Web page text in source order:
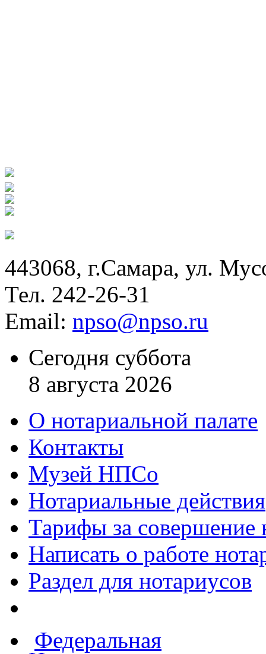
443068, г.Самара, ул.
Тел. 242-26-31
Email: npso@npso.ru
Сегодня суббота
8 августа 2026
О нотариальной палате
Контакты
Музей НПСо
Нотариальные действия
Тарифы за совершение
Написать о работе
Раздел для нотариусов
Федеральная